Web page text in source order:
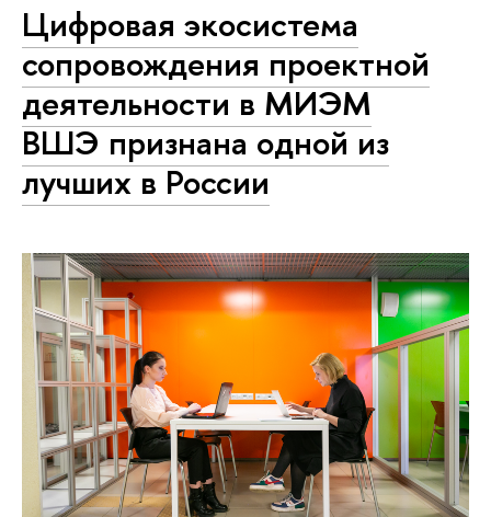
Цифровая экосистема
сопровождения проектной
деятельности в МИЭМ
ВШЭ признана одной из
лучших в России